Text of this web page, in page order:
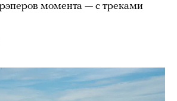
момента — с треками